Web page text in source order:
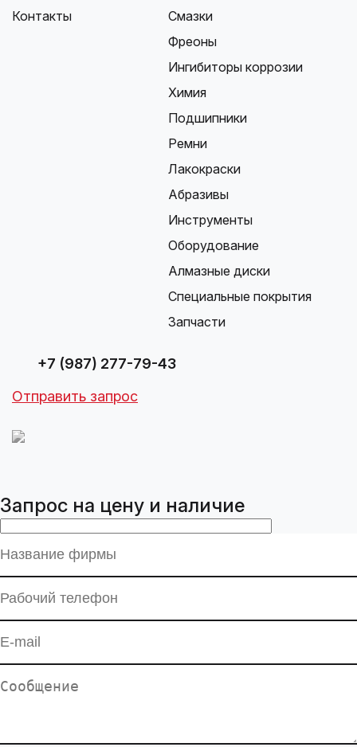
Контакты
Смазки
Фреоны
Ингибиторы коррозии
Химия
Подшипники
Ремни
Лакокраски
Абразивы
Инструменты
Оборудование
Алмазные диски
Специальные покрытия
Запчасти
+7 (987) 277-79-43
Отправить запрос
Запрос на цену и наличие